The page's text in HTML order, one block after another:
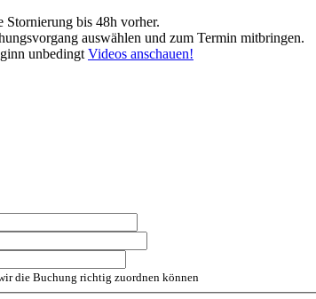
Stornierung bis 48h vorher.
auswählen und zum Termin mitbringen.
unbedingt Videos anschauen!
die Buchung richtig zuordnen können